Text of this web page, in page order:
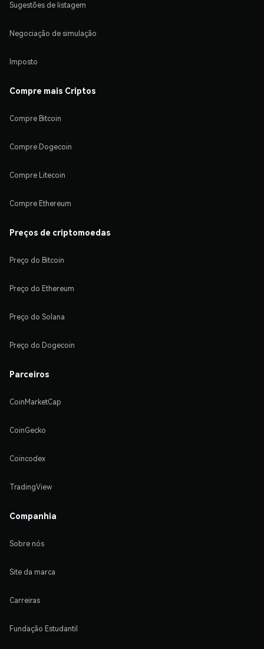
Sugestões de listagem
Negociação de simulação
Imposto
Compre mais Criptos
Compre Bitcoin
Compre Dogecoin
Compre Litecoin
Compre Ethereum
Preços de criptomoedas
Preço do Bitcoin
Preço do Ethereum
Preço do Solana
Preço do Dogecoin
Parceiros
CoinMarketCap
CoinGecko
Coincodex
TradingView
Companhia
Sobre nós
Site da marca
Carreiras
Fundação Estudantil